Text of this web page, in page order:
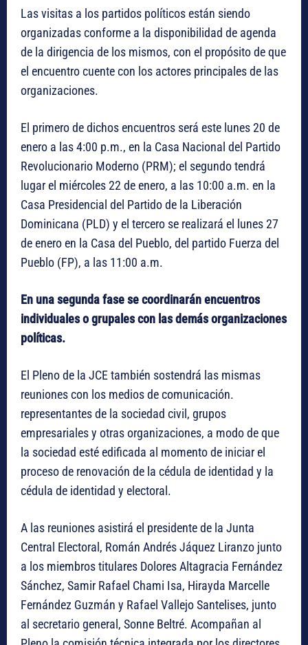
Las visitas a los partidos políticos están siendo
organizadas conforme a la disponibilidad de agenda
de la dirigencia de los mismos, con el propósito de que
el encuentro cuente con los actores principales de las
organizaciones.
El primero de dichos encuentros será este lunes 20 de
enero a las 4:00 p.m., en la Casa Nacional del Partido
Revolucionario Moderno (PRM); el segundo tendrá
lugar el miércoles 22 de enero, a las 10:00 a.m. en la
Casa Presidencial del Partido de la Liberación
Dominicana (PLD) y el tercero se realizará el lunes 27
de enero en la Casa del Pueblo, del partido Fuerza del
Pueblo (FP), a las 11:00 a.m.
En una segunda fase se coordinarán encuentros
individuales o grupales con las demás organizaciones
políticas.
El Pleno de la JCE también sostendrá las mismas
reuniones con los medios de comunicación.
representantes de la sociedad civil, grupos
empresariales y otras organizaciones, a modo de que
la sociedad esté edificada al momento de iniciar el
proceso de renovación de la cédula de identidad y la
cédula de identidad y electoral.
A las reuniones asistirá el presidente de la Junta
Central Electoral, Román Andrés Jáquez Liranzo junto
a los miembros titulares Dolores Altagracia Fernández
Sánchez, Samir Rafael Chami Isa, Hirayda Marcelle
Fernández Guzmán y Rafael Vallejo Santelises, junto
al secretario general, Sonne Beltré. Acompañan al